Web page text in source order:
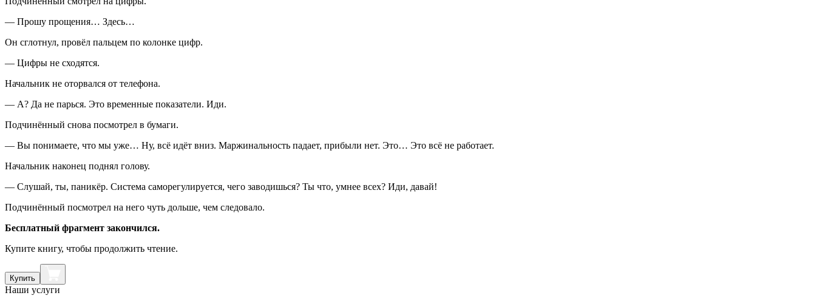
— Прошу прощения… Здесь…
Он сглотнул, провёл пальцем по колонке цифр.
— Цифры не сходятся.
Начальник не оторвался от телефона.
— А? Да не парься. Это временные показатели. Иди.
Подчинённый снова посмотрел в бумаги.
— Вы понимаете, что мы уже… Ну, всё идёт вниз. Маржинальность падает, прибыли нет. Это… Это всё не работает.
Начальник наконец поднял голову.
— Слушай, ты, паникёр. Система саморегулируется, чего заводишься? Ты что, умнее всех? Иди, давай!
Подчинённый посмотрел на него чуть дольше, чем следовало.
Бесплатный фрагмент закончился.
Купите книгу, чтобы продолжить чтение.
Купить
Наши услуги